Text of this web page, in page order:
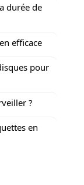
durée de
efficace
pour
?
en